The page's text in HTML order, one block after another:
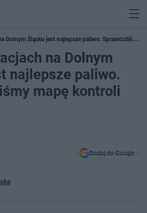
Dolnym Śląsku jest najlepsze paliwo. Sprawdziliśmy
na Dolnym
najlepsze paliwo.
mapę kontroli
Dodaj do Google